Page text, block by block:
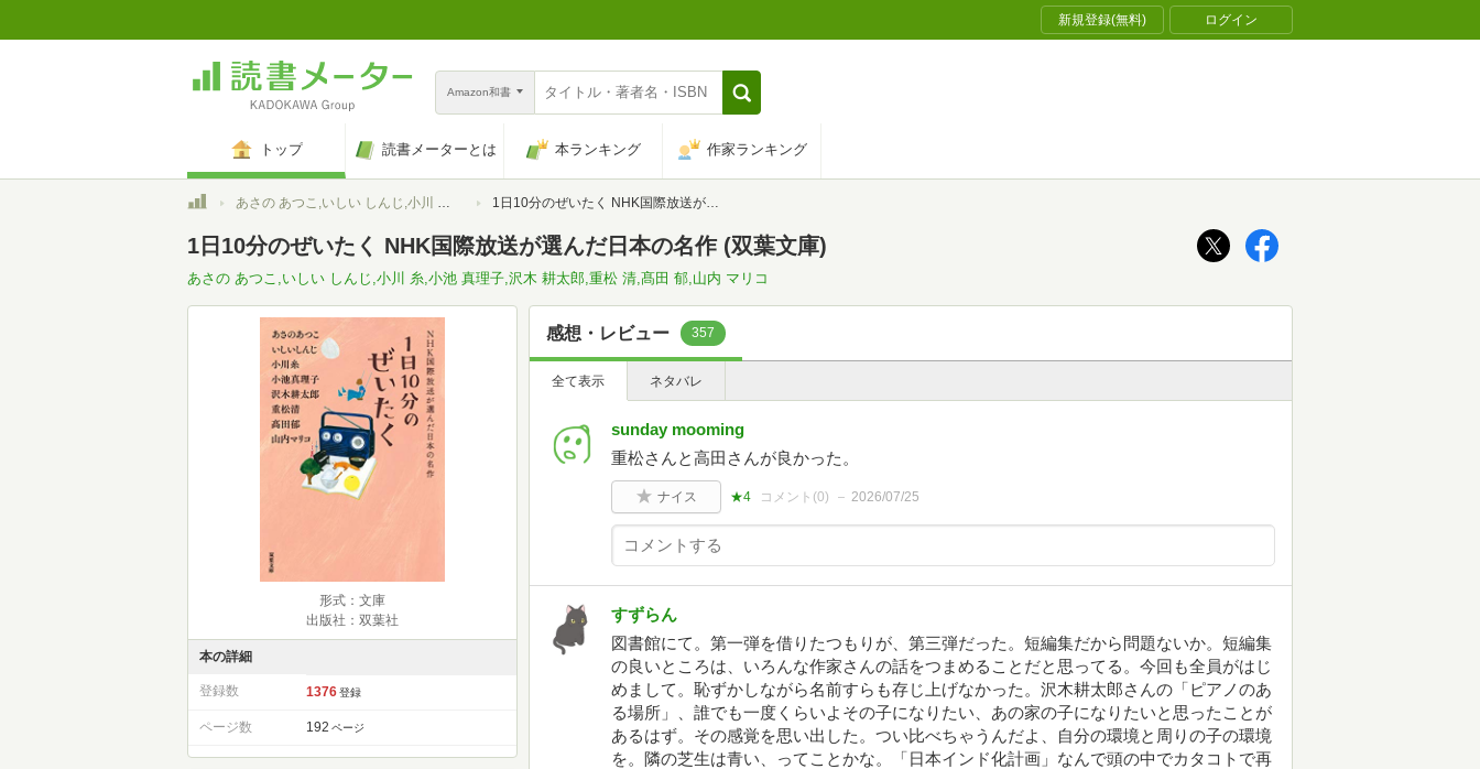
新規登録(無料) ログイン
Amazon和書
トップ 読書メーターとは 本ランキング 作家ランキング
トップあさの あつこ,いしい しんじ,小川 糸,小池 真理子,沢木 耕太郎,重松 清,髙田 郁,山内 マリコ 1日10分のぜいたく NHK国際放送が選んだ日本の名作 (双葉文庫)
1日10分のぜいたく NHK国際放送が選んだ日本の名作 (双葉文庫)
あさの あつこ,いしい しんじ,小川 糸,小池 真理子,沢木 耕太郎,重松 清,髙田 郁,山内 マリコ
形式：文庫
出版社：双葉社
本の詳細
登録数 1376 登録
ページ数 192 ページ
感想・レビュー 357
全て表示 ネタバレ
sunday mooming
重松さんと高田さんが良かった。
ナイス ★4 コメント(0) 2026/07/25
すずらん
図書館にて。第一弾を借りたつもりが、第三弾だった。短編集だから問題ないか。短編集
の良いところは、いろんな作家さんの話をつまめることだと思ってる。今回も全員がはじ
めまして。恥ずかしながら名前すらも存じ上げなかった。沢木耕太郎さんの「ピアノのあ
る場所」、誰でも一度くらいよその子になりたい、あの家の子になりたいと思ったことが
あるはず。その感覚を思い出した。つい比べちゃうんだよ、自分の環境と周りの子の環境
を。隣の芝生は青い、ってことかな。「日本インド化計画」なんで頭の中でカタコトで再